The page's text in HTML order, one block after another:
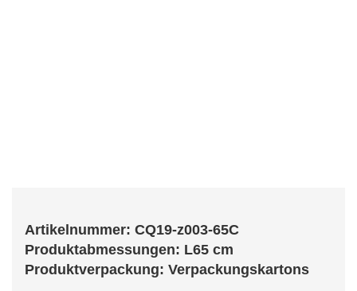
Artikelnummer: CQ19-z003-65C
Produktabmessungen: L65 cm
Produktverpackung: Verpackungskartons